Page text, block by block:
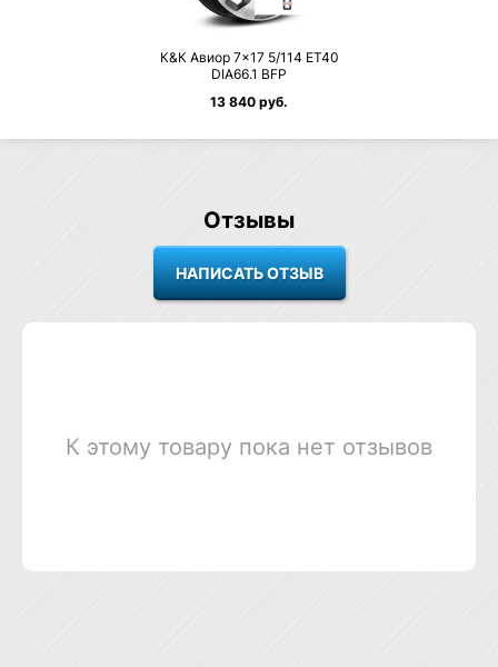
К&К Авиор 7×17 5/114 ET40
DIA66.1 BFP
13 840 руб.
Отзывы
К этому товару пока нет отзывов